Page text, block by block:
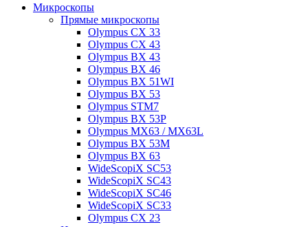
Микроскопы
Прямые микроскопы
Olympus CX 33
Olympus CX 43
Olympus BX 43
Olympus BX 46
Olympus BX 51WI
Olympus BX 53
Olympus STM7
Olympus BX 53P
Olympus MX63 / MX63L
Olympus BX 53M
Olympus BX 63
WideScopiX SC53
WideScopiX SC43
WideScopiX SC46
WideScopiX SC33
Olympus CX 23